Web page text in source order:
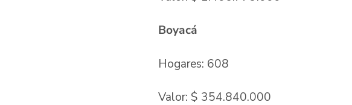
Boyacá
Hogares: 608
Valor: $ 354.840.000